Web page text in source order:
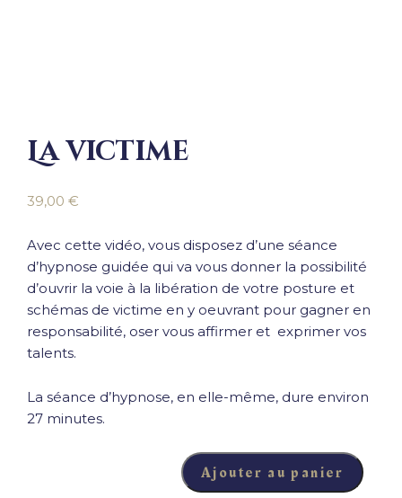
La victime
39,00 €
Avec cette vidéo, vous disposez d’une séance
d’hypnose guidée qui va vous donner la possibilité
d’ouvrir la voie à la libération de votre posture et
schémas de victime en y oeuvrant pour gagner en
responsabilité, oser vous affirmer et exprimer vos
talents.
La séance d’hypnose, en elle-même, dure environ
27 minutes.
Ajouter au panier